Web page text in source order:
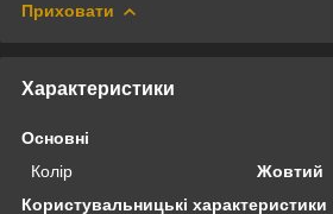
Приховати
Характеристики
Основні
Колір
Жовтий
Користувальницькі характеристики